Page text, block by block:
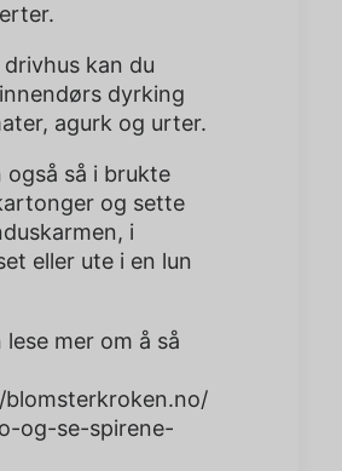
drivhus kan du
dyrking
agurk og urter.
også så i brukte
og sette
i
eller ute i en lun
lese mer om å så
og-se-spirene-